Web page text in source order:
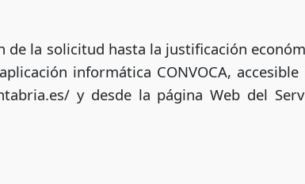
la solicitud hasta la justificación
informática CONVOCA,
y desde la página Web del